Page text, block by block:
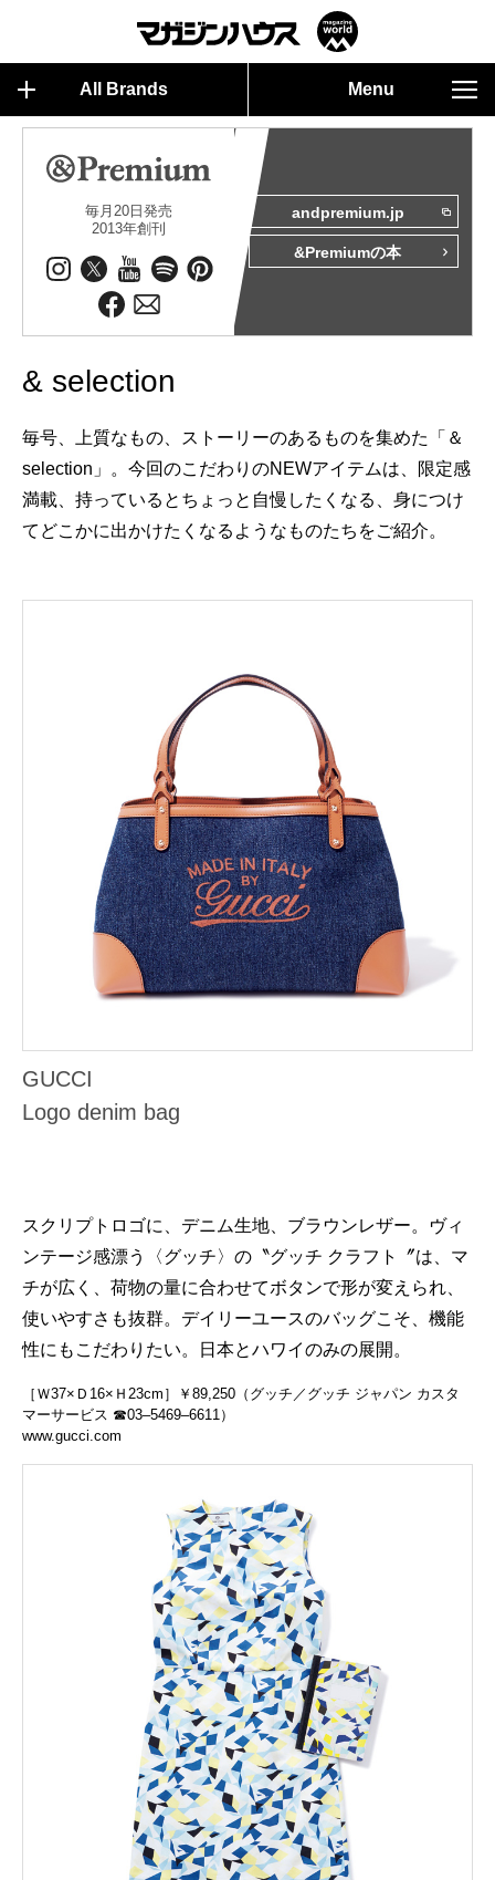
All Brands Menu
毎月20日発売
2013年創刊
andpremium.jp
&Premiumの本
& selection
毎号、上質なもの、ストーリーのあるものを集めた「＆
selection」。今回のこだわりのNEWアイテムは、限定感
満載、持っているとちょっと自慢したくなる、身につけ
てどこかに出かけたくなるようなものたちをご紹介。
GUCCI
Logo denim bag
スクリプトロゴに、デニム生地、ブラウンレザー。ヴィ
ンテージ感漂う〈グッチ〉の〝グッチ クラフト〞は、マ
チが広く、荷物の量に合わせてボタンで形が変えられ、
使いやすさも抜群。デイリーユースのバッグこそ、機能
性にもこだわりたい。日本とハワイのみの展開。
［Ｗ37×Ｄ16×Ｈ23cm］￥89,250（グッチ／グッチ ジャパン カスタ
マーサービス ☎03‒5469‒6611）
www.gucci.com